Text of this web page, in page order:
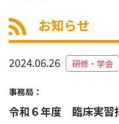
お知らせ
2024.06.26 研修・学会
事務局：
令和６年度 臨床実習